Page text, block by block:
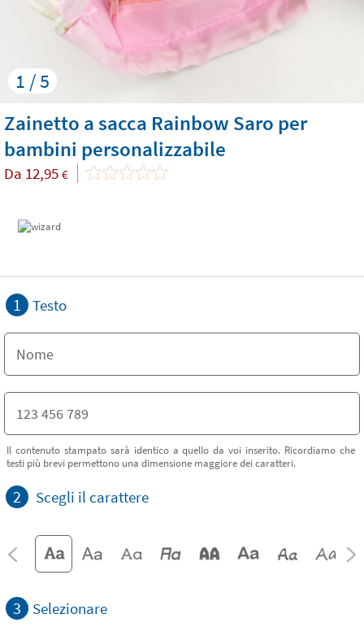
1 / 5
Zainetto a sacca Rainbow Saro per
bambini personalizzabile
Da 12,95 €
1 Testo
Il contenuto stampato sarà identico a quello da voi inserito. Ricordiamo che
testi più brevi permettono una dimensione maggiore dei caratteri.
2 Scegli il carattere
3 Selezionare